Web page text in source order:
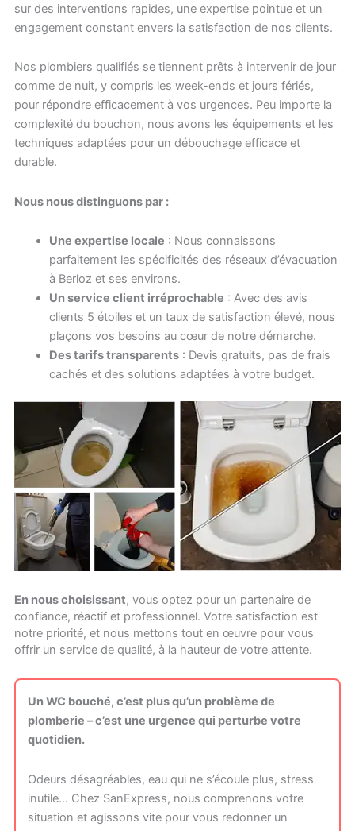
sur des interventions rapides, une expertise pointue et un
engagement constant envers la satisfaction de nos clients.
Nos plombiers qualifiés se tiennent prêts à intervenir de jour
comme de nuit, y compris les week-ends et jours fériés,
pour répondre efficacement à vos urgences. Peu importe la
complexité du bouchon, nous avons les équipements et les
techniques adaptées pour un débouchage efficace et
durable.
Nous nous distinguons par :
Une expertise locale : Nous connaissons
parfaitement les spécificités des réseaux d’évacuation
à Berloz et ses environs.
Un service client irréprochable : Avec des avis
clients 5 étoiles et un taux de satisfaction élevé, nous
plaçons vos besoins au cœur de notre démarche.
Des tarifs transparents: Devis gratuits, pas de frais
cachés et des solutions adaptées à votre budget.
En nous choisissant, vous optez pour un partenaire de
confiance, réactif et professionnel. Votre satisfaction est
notre priorité, et nous mettons tout en œuvre pour vous
offrir un service de qualité, à la hauteur de votre attente.
Un WC bouché, c’est plus qu’un problème de
plomberie – c’est une urgence qui perturbe votre
quotidien.
Odeurs désagréables, eau qui ne s’écoule plus, stress
inutile… Chez SanExpress, nous comprenons votre
situation et agissons vite pour vous redonner un